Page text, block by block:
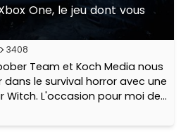
One, le jeu dont vous
3408
Team et Koch Media nous
le survival horror avec une
Witch. L'occasion pour moi de
possible passer un "bon"